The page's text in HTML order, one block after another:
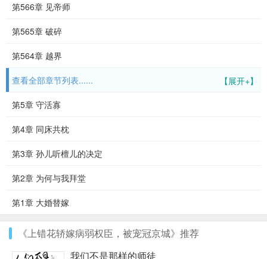
第566章 见帝师
第565章 破碎
第564章 越界
【展开+】
查看全部章节列表......
第5章 守活寡
第4章 同床共枕
第3章 孙儿听檀儿的决定
第2章 为何与我拜堂
第1章 大婚替嫁
《上错花轿嫁病弱权臣，被宠冠京城》推荐
我们不是那样的师徒